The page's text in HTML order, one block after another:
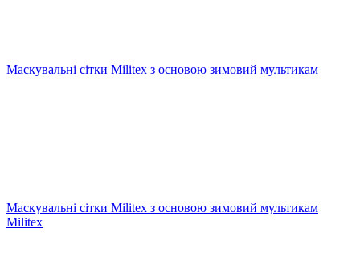
Маскувальні сітки Militex з основою зимовий мультикам
Маскувальні сітки Militex з основою зимовий мультикам
Militex